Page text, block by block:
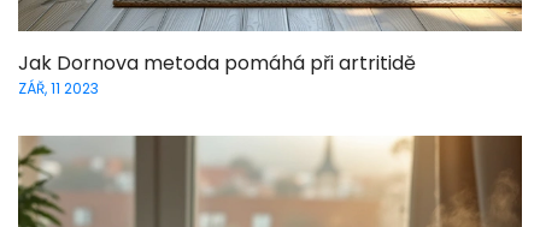
Jak Dornova metoda pomáhá při artritidě
ZÁŘ, 11 2023